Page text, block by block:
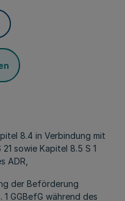
8.4 in Verbindung mit
sowie Kapitel 8.5 S 1
ADR,
der Beförderung
GGBefG während des